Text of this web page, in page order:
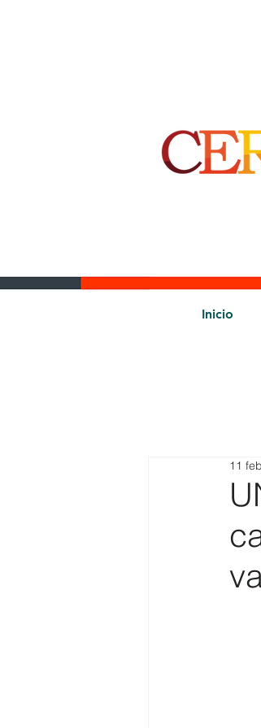
Inicio
11 feb